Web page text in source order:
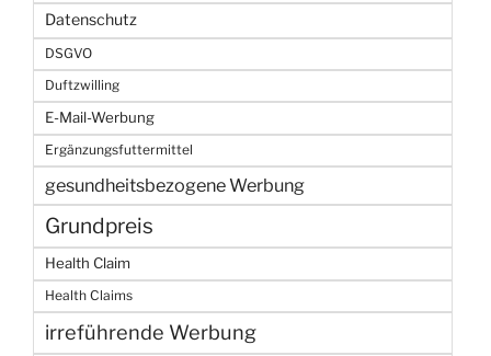
Datenschutz
DSGVO
Duftzwilling
E-Mail-Werbung
Ergänzungsfuttermittel
gesundheitsbezogene Werbung
Grundpreis
Health Claim
Health Claims
irreführende Werbung